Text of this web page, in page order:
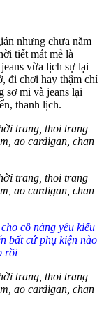
nhưng chưa năm
tiết mát mẻ là
vừa lịch sự lại
đi chơi hay thậm chí
sơ mi và jeans lại
thanh lịch.
cô nàng yêu kiểu
bất cứ phụ kiện nào
rồi